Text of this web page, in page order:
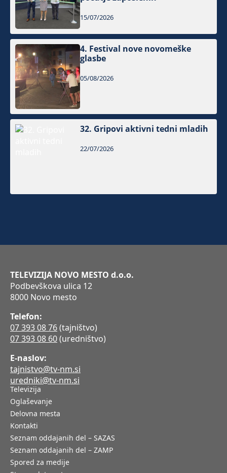
15/07/2026
4. Festival nove novomeške
glasbe
05/08/2026
32. Gripovi aktivni tedni mladih
22/07/2026
TELEVIZIJA NOVO MESTO d.o.o.
Podbevškova ulica 12
8000 Novo mesto
Telefon:
07 393 08 76(tajništvo)
07 393 08 60(uredništvo)
E-naslov:
tajnistvo@tv-nm.si
uredniki@tv-nm.si
Televizija
Oglaševanje
Delovna mesta
Kontakti
Seznam oddajanih del – SAZAS
Seznam oddajanih del – ZAMP
Spored za medije